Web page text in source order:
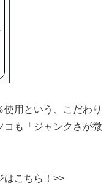
用という、こだわり
も「ジャンクさが微
はこちら！>>